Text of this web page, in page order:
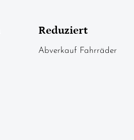
Reduziert
Abverkauf Fahrräder